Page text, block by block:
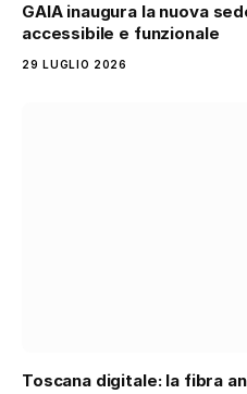
GAIA inaugura la nuova
accessibile e funzionale
29 LUGLIO 2026
Toscana digitale: la fibra